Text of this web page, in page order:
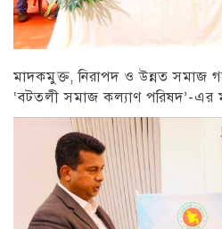
মাদকমুক্ত, নিরাপদ ও উন্নত সমাজ
‘বটতলী সমাজ কল্যাণ পরিষদ’-এর
চট্টগ্রাম